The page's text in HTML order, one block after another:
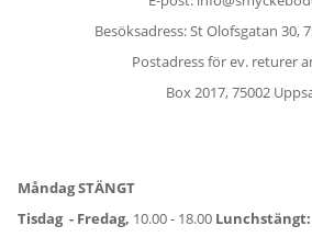
Besöksadress: St Olofsgatan 30,
Postadress för ev. returer
Box 2017, 75002
Måndag STÄNGT
Tisdag - Fredag, 10.00 - 18.00 Lunchstängt: